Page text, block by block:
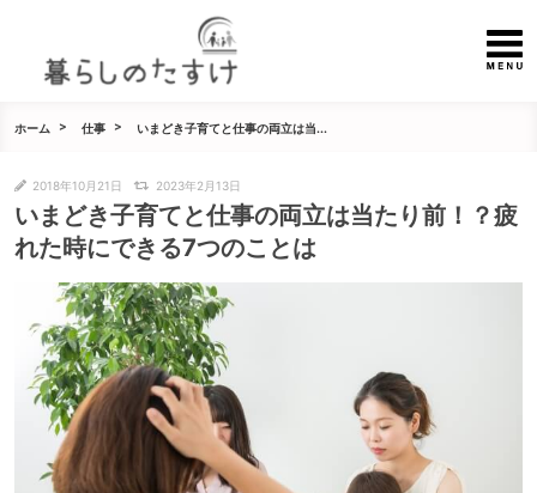
ホーム 仕事 いまどき子育てと仕事の両立は当...
2018年10月21日 2023年2月13日
いまどき子育てと仕事の両立は当たり前！？疲
れた時にできる7つのことは